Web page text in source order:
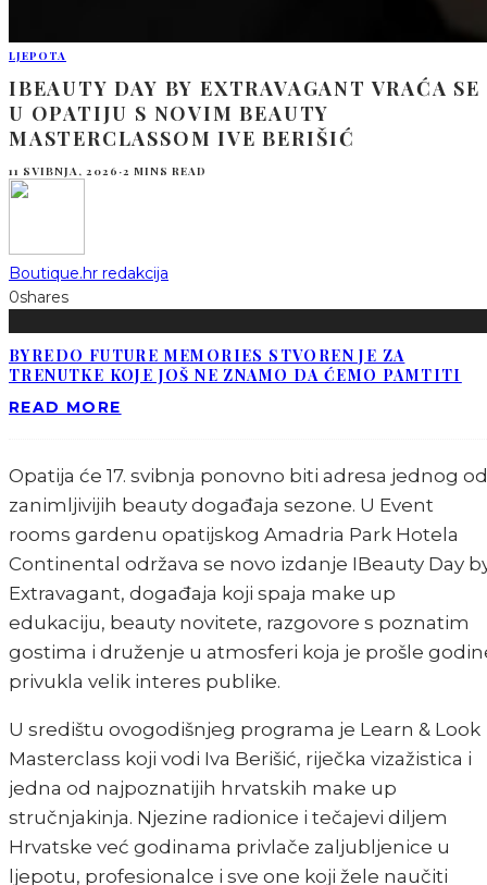
LJEPOTA
IBEAUTY DAY BY EXTRAVAGANT VRAĆA SE
U OPATIJU S NOVIM BEAUTY
MASTERCLASSOM IVE BERIŠIĆ
11 SVIBNJA, 2026 ·2 MINS READ
Boutique.hr redakcija
0shares
BYREDO FUTURE MEMORIES STVOREN JE ZA
TRENUTKE KOJE JOŠ NE ZNAMO DA ĆEMO PAMTITI
READ MORE
Opatija će 17. svibnja ponovno biti adresa jednog od
zanimljivijih beauty događaja sezone. U Event
rooms gardenu opatijskog Amadria Park Hotela
Continental održava se novo izdanje IBeauty Day
Extravagant, događaja koji spaja make up
edukaciju, beauty novitete, razgovore s poznatim
gostima i druženje u atmosferi koja je prošle
privukla velik interes publike.
U središtu ovogodišnjeg programa je Learn & Look
Masterclass koji vodi Iva Berišić, riječka vizažistica i
jedna od najpoznatijih hrvatskih make up
stručnjakinja. Njezine radionice i tečajevi diljem
Hrvatske već godinama privlače zaljubljenice u
ljepotu, profesionalce i sve one koji žele naučiti